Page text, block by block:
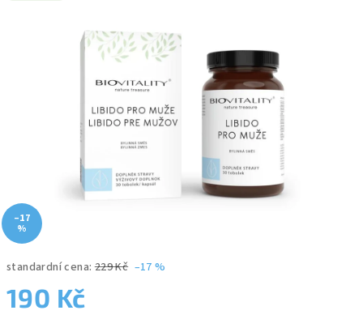
standardní cena: 229 Kč –17 %
190 Kč
z
hvězdiček.
–17
%